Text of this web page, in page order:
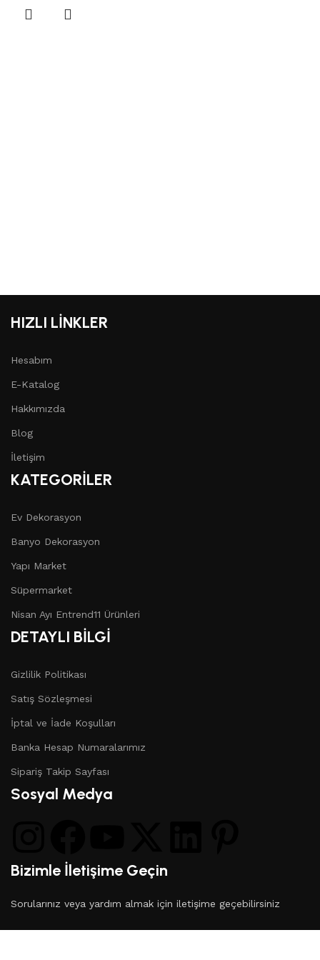
HIZLI LİNKLER
Hesabım
E-Katalog
Hakkımızda
Blog
İletişim
KATEGORİLER
Ev Dekorasyon
Banyo Dekorasyon
Yapı Market
Süpermarket
Nisan Ayı Entrend11 Ürünleri
DETAYLI BİLGİ
Gizlilik Politikası
Satış Sözleşmesi
İptal ve İade Koşulları
Banka Hesap Numaralarımız
Sipariş Takip Sayfası
Sosyal Medya
Bizimle İletişime Geçin
Sorularınız veya yardım almak için iletişime geçebilirsiniz